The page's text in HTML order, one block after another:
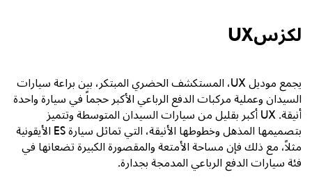
لكزسUX
يجمع موديلUX، المستكشف الحضري المبتكر، بين براعة سيارات
السيدان وعملية مركبات الدفع الرباعي الأكبر حجماً في سيارة واحدة
أنيقة.UXأكبر بقليل من سيارات السيدان المتوسطة وتتميز
بتصميمها المذهل وخطوطها الأنيقة، التي تماثل سيارةESالأيقونية
مثلاً، مع ذلك فإن مساحة الأمتعة والمقصورة الكبيرة تضعانها في
فئة سيارات الدفع الرباعي المدمجة بجدارة.